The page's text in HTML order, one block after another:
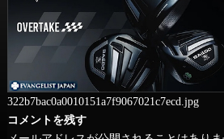
322b7bac0a0010151a7f9067021c7ecd.jpg
コメントを残す